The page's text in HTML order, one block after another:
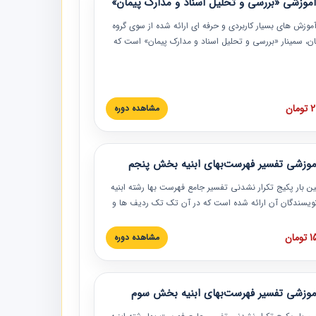
های بسیار کاربردی و حرفه‏ ای ارائه شده از سوی گروه
سمینار «بررسی و تحلیل اسناد و مدارک پیمان» است که
این خصوص ارائه شده است.
مشاهده دوره
تفسیر فهرست‌بهای ابنیه بخش پنجم
بار پکیج تکرار نشدنی تفسیر جامع فهرست بها رشته ابنیه
نویسندگان آن ارائه شده است که در آن تک تک ردیف ها و
و به همراه تصاویر عملیات اجرایی مرتبط با ردیف های
بها ارائه شده است. این دوره با کلام مهندس
مدیر پروژه مهندسی مشاور در امر بازنگری فهرست
حال فعالیت هستند حتما توصیه می کنیم از مطالب این
نمایند.
مشاهده دوره
تفسیر فهرست‌بهای ابنیه بخش سوم